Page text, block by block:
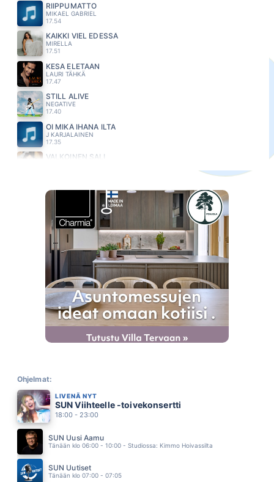
RIIPPUMATTO
MIKAEL GABRIEL
17.54
KAIKKI VIEL EDESSÄ
MIRELLA
17.51
KESÄ ELETÄÄN
LAURI TÄHKÄ
17.47
STILL ALIVE
NEGATIVE
17.40
OI MIKÄ IHANA ILTA
J KARJALAINEN
17.35
VALKOINEN SALI
MAMBA
TUUT TUUT TUUT
ROBIN PACKALEN
17.09
STRIPTEASE TANSSIJA
KASEVA
NAUTI JA ELÄ
MATTI ESKO
17.02
MÄÄ JA TAPPARAN MIES
POPEDA
16.56
SYNTISTEN PÖYTÄ
EPPU NORMAALI
16.47
TUOLTA SAAPUU CHARLIE BROWN
VIRVE ROSTI
16.41
PIENIMAKI EILA
16.37
EPPU NORMAALI
16.28
Ohjelmat:
LIVENÄ NYT
SUN Viihteelle -toivekonsertti
18:00 - 23:00
SUN Uusi Aamu
Tänään klo 06:00 - 10:00 - Studiossa: Kimmo Hoivassilta
SUN Uutiset
Tänään klo 07:00 - 07:05